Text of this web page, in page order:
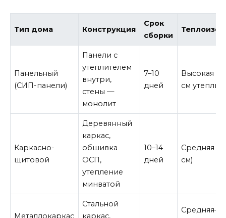
Тип дома Конструкция
Срок
сборки
Панельный
(СИП-панели)
Панели с
утеплителем
внутри,
стены —
монолит
7–10
дней
Высокая
см
Каркасно-
щитовой
Деревянный
каркас,
обшивка
ОСП,
утепление
минватой
10–14
дней
Средняя
см)
Металлокаркас
Стальной
каркас,
Средняя–